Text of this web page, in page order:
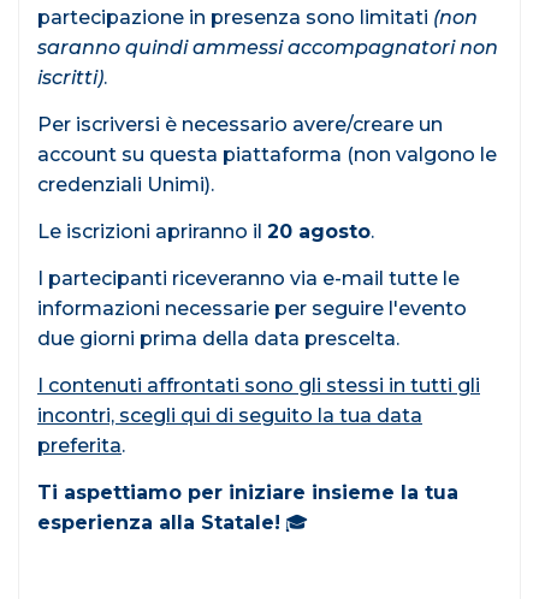
partecipazione in presenza sono limitati (non
saranno quindi ammessi accompagnatori non
iscritti).
Per iscriversi è necessario avere/creare un
account su questa piattaforma (non valgono le
credenziali Unimi).
Le iscrizioni apriranno il 20 agosto.
I partecipanti riceveranno via e-mail tutte le
informazioni necessarie per seguire l'evento
due giorni prima della data prescelta.
I contenuti affrontati sono gli stessi in tutti gli
incontri, scegli qui di seguito la tua data
preferita.
Ti aspettiamo per iniziare insieme la tua
esperienza alla Statale! 🎓